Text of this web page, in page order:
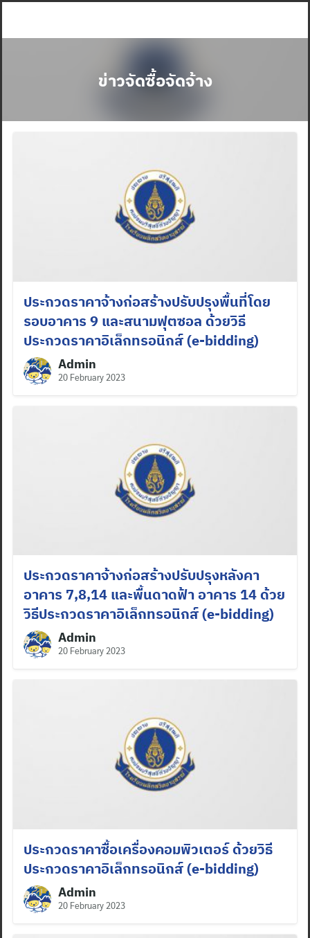
ข่าวจัดซื้อจัดจ้าง
ประกวดราคาจ้างก่อสร้างปรับปรุงพื้นที่โดย
รอบอาคาร 9 และสนามฟุตซอล ด้วยวิธี
ประกวดราคาอิเล็กทรอนิกส์ (e-bidding)
Admin
20 February 2023
ประกวดราคาจ้างก่อสร้างปรับปรุงหลังคา
อาคาร 7,8,14 และพื้นดาดฟ้า อาคาร 14 ด้วย
วิธีประกวดราคาอิเล็กทรอนิกส์ (e-bidding)
Admin
20 February 2023
ประกวดราคาซื้อเครื่องคอมพิวเตอร์ ด้วยวิธี
ประกวดราคาอิเล็กทรอนิกส์ (e-bidding)
Admin
20 February 2023